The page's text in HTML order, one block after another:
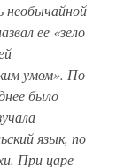
необычайной
ее «зело
умом». По
было
язык, по
При царе